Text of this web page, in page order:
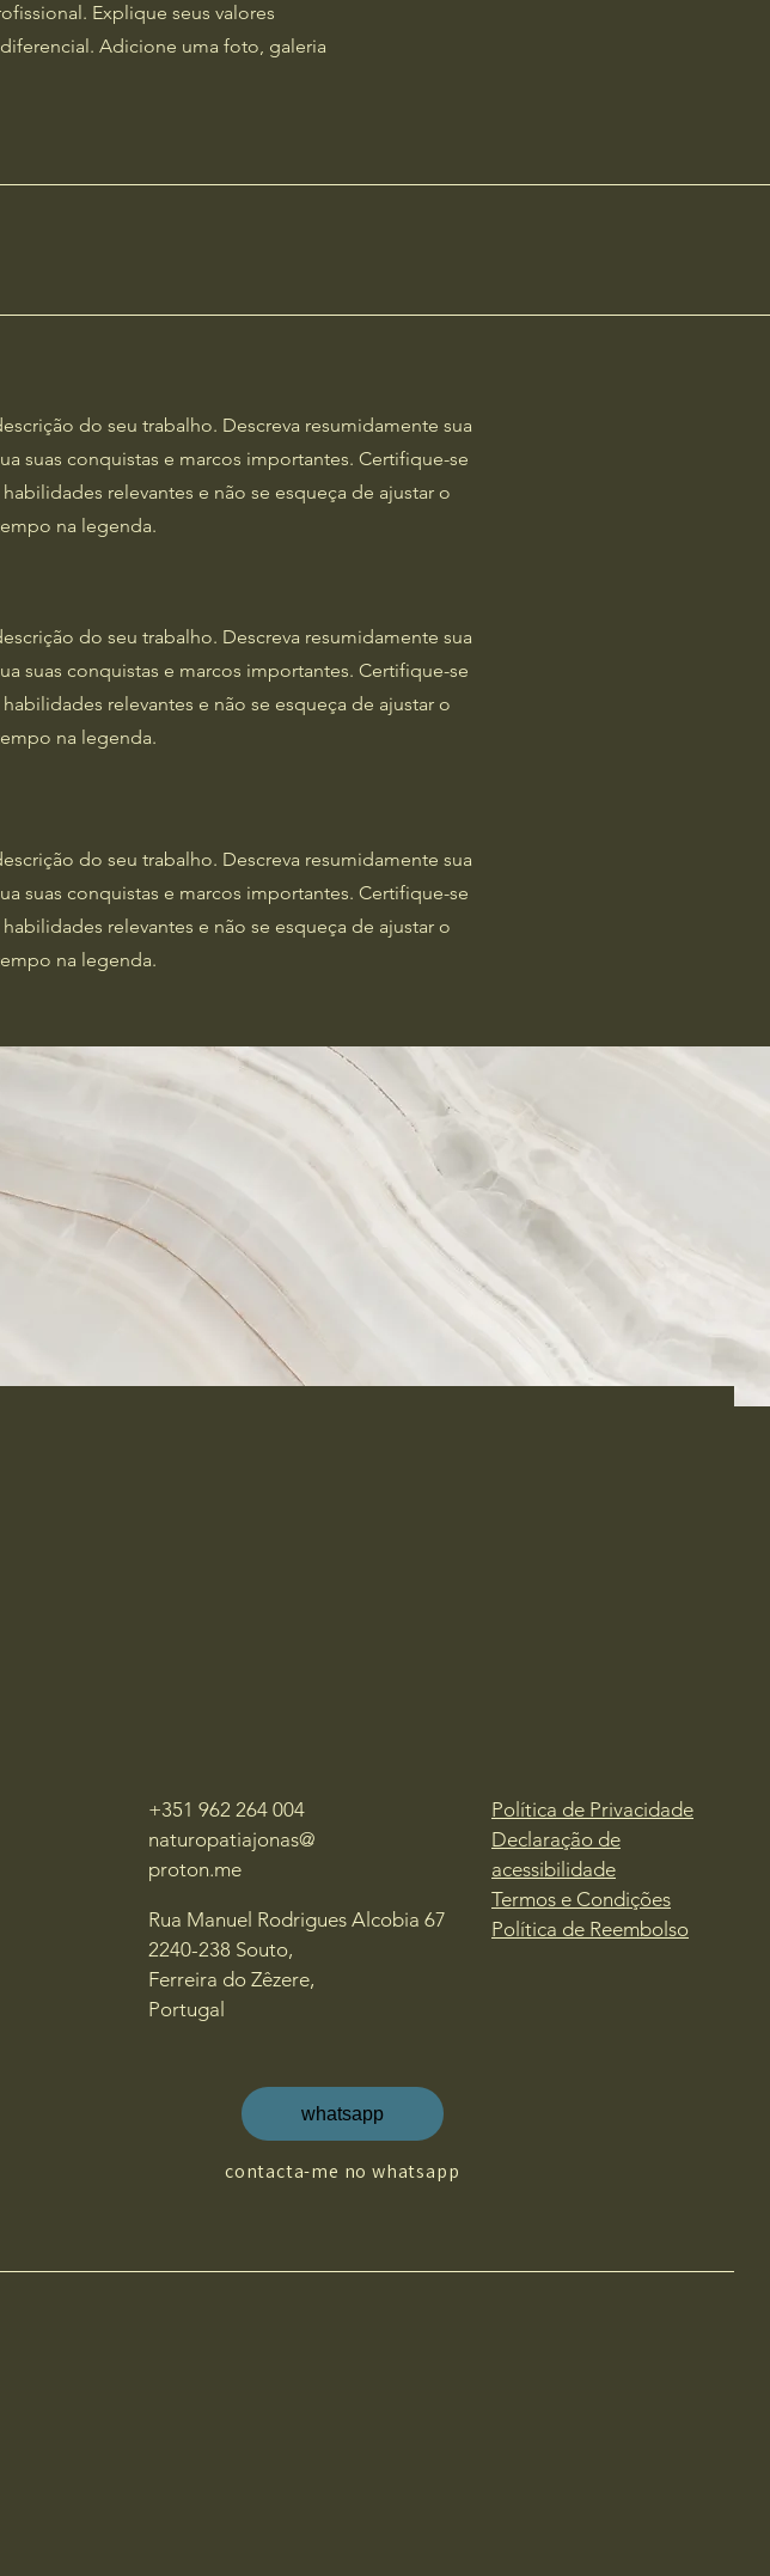
Explique seus valores
Adicione uma foto, galeria
do seu trabalho. Descreva resumidamente sua
suas conquistas e marcos importantes. Certifique-se
relevantes e não se esqueça de ajustar o
na legenda.
do seu trabalho. Descreva resumidamente sua
suas conquistas e marcos importantes. Certifique-se
relevantes e não se esqueça de ajustar o
na legenda.
do seu trabalho. Descreva resumidamente sua
suas conquistas e marcos importantes. Certifique-se
relevantes e não se esqueça de ajustar o
na legenda.
+351 962 264 004
naturopatiajonas@
proton.me
Rua Manuel Rodrigues Alcobia 67
2240-238 Souto,
Ferreira do Zêzere,
Portugal
Política de Privacidade
Declaração de
acessibilidade
Termos e Condições
Política de Reembolso
whatsapp
contacta-me no whatsapp